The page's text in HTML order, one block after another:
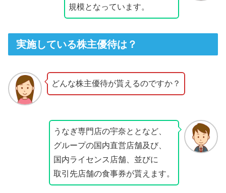
規模となっています。
実施している株主優待は？
どんな株主優待が貰えるのですか？
うなぎ専門店の宇奈ととなど、
グループの国内直営店舗及び、
国内ライセンス店舗、並びに
取引先店舗の食事券が貰えます。